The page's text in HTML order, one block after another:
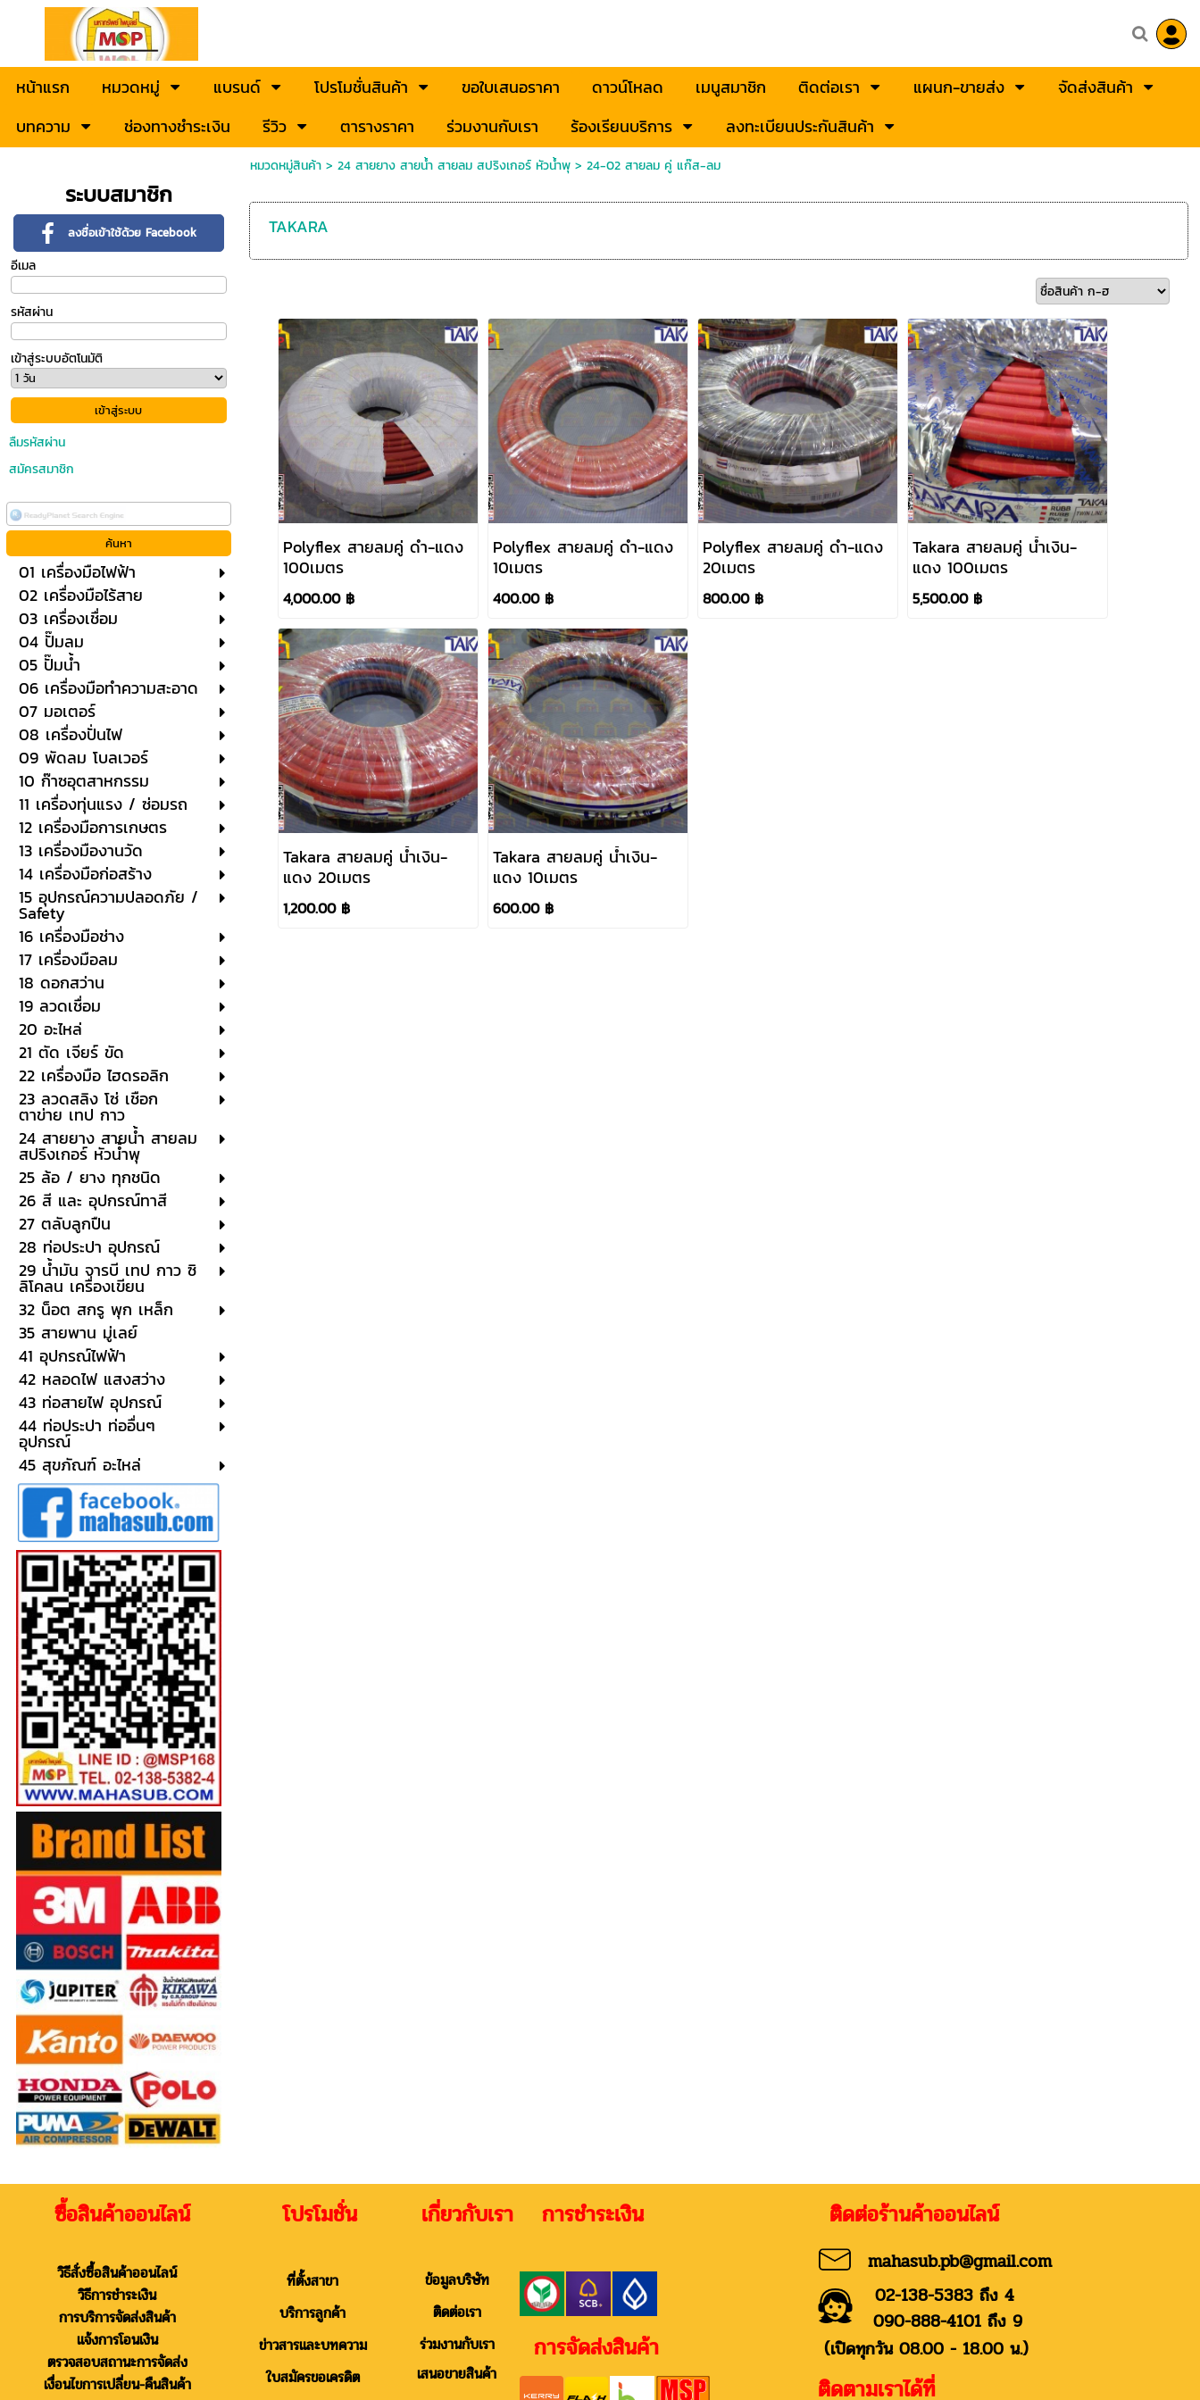
หน้าแรก หมวดหมู่ แบรนด์ โปรโมชั่นสินค้า ขอใบเสนอราคา ดาวน์โหลด เมนูสมาชิก ติดต่อเรา แผนก-ขายส่ง
จัดส่งสินค้า
บทความ
ช่องทางชำระเงิน รีวิว ตารางราคา ร่วมงานกับเรา ร้องเรียนบริการ ลงทะเบียนประกันสินค้า
ระบบสมาชิก
ลงชื่อเข้าใช้ด้วย Facebook
อีเมล
รหัสผ่าน
เข้าสู่ระบบอัตโนมัติ
ลืมรหัสผ่าน
สมัครสมาชิก
01 เครื่องมือไฟฟ้า
02 เครื่องมือไร้สาย
03 เครื่องเชื่อม
04 ปั๊มลม
05 ปั๊มน้ำ
06 เครื่องมือทำความสะอาด
07 มอเตอร์
08 เครื่องปั่นไฟ
09 พัดลม โบลเวอร์
10 ก๊าซอุตสาหกรรม
11 เครื่องทุ่นแรง / ซ่อมรถ
12 เครื่องมือการเกษตร
13 เครื่องมืองานวัด
14 เครื่องมือก่อสร้าง
15 อุปกรณ์ความปลอดภัย /
Safety
16 เครื่องมือช่าง
17 เครื่องมือลม
18 ดอกสว่าน
19 ลวดเชื่อม
20 อะไหล่
21 ตัด เจียร์ ขัด
22 เครื่องมือ ไฮดรอลิก
23 ลวดสลิง โซ่ เชือก
ตาข่าย เทป กาว
24 สายยาง สายน้ำ สายลม
สปริงเกอร์ หัวน้ำพุ
25 ล้อ / ยาง ทุกชนิด
26 สี และ อุปกรณ์ทาสี
27 ตลับลูกปืน
28 ท่อประปา อุปกรณ์
29 น้ำมัน จารบี เทป กาว ซิ
ลิโคลน เครื่องเขียน
32 น็อต สกรู พุก เหล็ก
35 สายพาน มู่เลย์
41 อุปกรณ์ไฟฟ้า
42 หลอดไฟ แสงสว่าง
43 ท่อสายไฟ อุปกรณ์
44 ท่อประปา ท่ออื่นๆ
อุปกรณ์
45 สุขภัณฑ์ อะไหล่
หมวดหมู่สินค้า> 24 สายยาง สายน้ำ สายลม สปริงเกอร์ หัวน้ำพุ> 24-02 สายลม คู่ แก๊ส-ลม
TAKARA
Polyflex สายลมคู่ ดำ-แดง
100เมตร
4,000.00 ฿
Polyflex สายลมคู่ ดำ-แดง
10เมตร
400.00 ฿
Polyflex สายลมคู่ ดำ-แดง
20เมตร
800.00 ฿
Takara สายลมคู่ น้ำเงิน-
แดง 100เมตร
5,500.00 ฿
Takara สายลมคู่ น้ำเงิน-
แดง 20เมตร
1,200.00 ฿
Takara สายลมคู่ น้ำเงิน-
แดง 10เมตร
600.00 ฿
ซื้อสินค้าออนไลน์ โปรโมชั่น เกี่ยวกับเรา การชำระเงิน ติดต่อร้านค้าออนไลน์
วิธีสั่งซื้อสินค้าออนไลน์
วิธีการชำระเงิน
การบริการจัดส่งสินค้า
แจ้งการโอนเงิน
ตรวจสอบสถานะการจัดส่ง
เงื่อนไขการเปลี่ยน-คืนสินค้า
ที่ตั้งสาขา
บริการลูกค้า
ข่าวสารและบทความ
ใบสมัครขอเครดิต
ข้อมูลบริษัท
ติดต่อเรา
ร่วมงานกับเรา
เสนอขายสินค้า
การจัดส่งสินค้า
mahasub.pb@gmail.com
02-138-5383 ถึง 4
090-888-4101 ถึง 9
(เปิดทุกวัน 08.00 - 18.00 น.)
ติดตามเราได้ที่